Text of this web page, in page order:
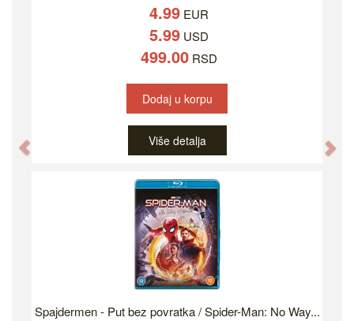
4.99 EUR
5.99 USD
499.00 RSD
Dodaj u korpu
Više detalja
Spajdermen - Put bez povratka / Spider-Man: No Way...